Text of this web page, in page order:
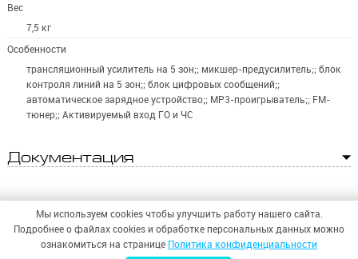
Вес
7,5 кг
Особенности
трансляционный усилитель на 5 зон;; микшер-предусилитель;; блок
контроля линий на 5 зон;; блок цифровых сообщений;;
автоматическое зарядное устройство;; MP3-проигрыватель;; FM-
тюнер;; Активируемый вход ГО и ЧС
Документация
Мы используем cookies чтобы улучшить работу нашего сайта.
Подробнее о файлах cookies и обработке персональных данных можно
ознакомиться на странице Политика конфиденциальности